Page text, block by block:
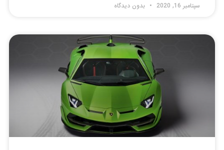
سپتامبر 16, 2020 بدون دیدگاه